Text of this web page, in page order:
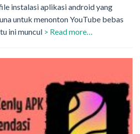
instalasi aplikasi android yang
untuk menonton YouTube bebas
ini muncul > Read more…